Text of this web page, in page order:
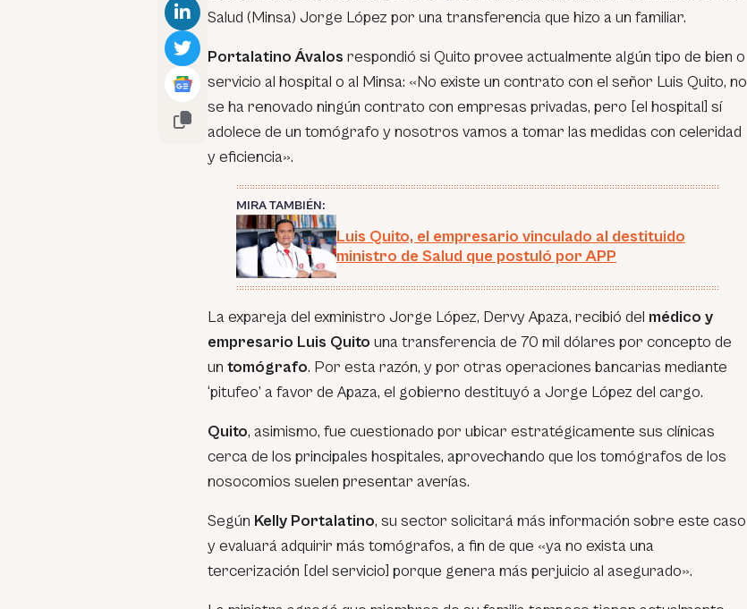
Salud (Minsa) Jorge López por una transferencia que hizo a un familiar.
Portalatino Ávalos respondió si Quito provee actualmente algún tipo de bien o
servicio al hospital o al Minsa: «No existe un contrato con el señor Luis Quito, no
se ha renovado ningún contrato con empresas privadas, pero [el hospital] sí
adolece de un tomógrafo y nosotros vamos a tomar las medidas con celeridad
y eficiencia».
MIRA TAMBIÉN:
Luis Quito, el empresario vinculado al destituido
ministro de Salud que postuló por APP
La expareja del exministro Jorge López, Dervy Apaza, recibió del médico y
empresario Luis Quito una transferencia de 70 mil dólares por concepto de
un tomógrafo. Por esta razón, y por otras operaciones bancarias mediante
‘pitufeo’ a favor de Apaza, el gobierno destituyó a Jorge López del cargo.
Quito, asimismo, fue cuestionado por ubicar estratégicamente sus clínicas
cerca de los principales hospitales, aprovechando que los tomógrafos de los
nosocomios suelen presentar averías.
Según Kelly Portalatino, su sector solicitará más información sobre este caso
y evaluará adquirir más tomógrafos, a fin de que «ya no exista una
tercerización [del servicio] porque genera más perjuicio al asegurado».